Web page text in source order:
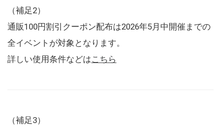
（補足2）
通販100円割引クーポン配布は2026年5月中開催までの
全イベントが対象となります。
詳しい使用条件などはこちら
（補足3）